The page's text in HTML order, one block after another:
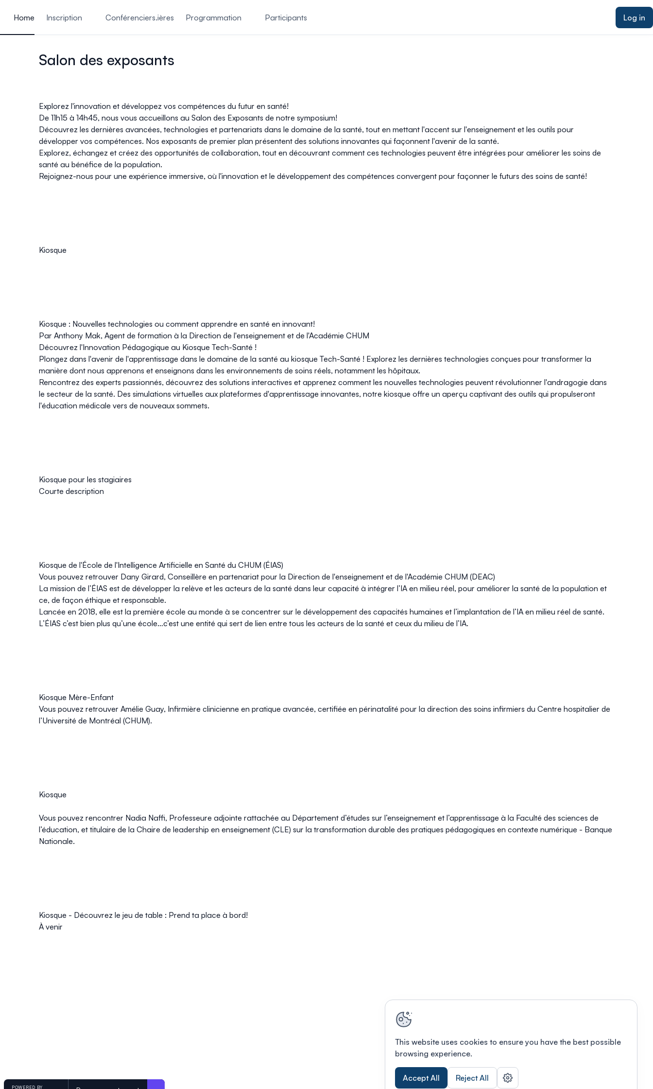
Home
Inscription Conférenciers.ières Programmation Participants Log in
Salon des exposants
Explorez l'innovation et développez vos compétences du futur en santé!
De 11h15 à 14h45, nous vous accueillons au Salon des Exposants de notre symposium!
Découvrez les dernières avancées, technologies et partenariats dans le domaine de la santé, tout en mettant l'accent sur l'enseignement et les outils pour
développer vos compétences. Nos exposants de premier plan présentent des solutions innovantes qui façonnent l'avenir de la santé.
Explorez, échangez et créez des opportunités de collaboration, tout en découvrant comment ces technologies peuvent être intégrées pour améliorer les soins de
santé au bénéfice de la population.
Rejoignez-nous pour une expérience immersive, où l'innovation et le développement des compétences convergent pour façonner le futurs des soins de santé!
Kiosque
Kiosque : Nouvelles technologies ou comment apprendre en santé en innovant!
Par Anthony Mak, Agent de formation à la Direction de l'enseignement et de l'Académie CHUM
Découvrez l'Innovation Pédagogique au Kiosque Tech-Santé !
Plongez dans l'avenir de l'apprentissage dans le domaine de la santé au kiosque Tech-Santé ! Explorez les dernières technologies conçues pour transformer la
manière dont nous apprenons et enseignons dans les environnements de soins réels, notamment les hôpitaux.
Rencontrez des experts passionnés, découvrez des solutions interactives et apprenez comment les nouvelles technologies peuvent révolutionner l'andragogie dans
le secteur de la santé. Des simulations virtuelles aux plateformes d'apprentissage innovantes, notre kiosque offre un aperçu captivant des outils qui propulseront
l'éducation médicale vers de nouveaux sommets.
Kiosque pour les stagiaires
Courte description
Kiosque de l'École de l'Intelligence Artificielle en Santé du CHUM (ÉIAS)
Vous pouvez retrouver Dany Girard, Conseillère en partenariat pour la Direction de l'enseignement et de l'Académie CHUM (DEAC)
La mission de l’ÉIAS est de développer la relève et les acteurs de la santé dans leur capacité à intégrer l’IA en milieu réel, pour améliorer la santé de la population et
ce, de façon éthique et responsable.
Lancée en 2018, elle est la première école au monde à se concentrer sur le développement des capacités humaines et l’implantation de l’IA en milieu réel de santé.
L’ÉIAS c’est bien plus qu’une école…c’est une entité qui sert de lien entre tous les acteurs de la santé et ceux du milieu de l’IA.
Kiosque Mère-Enfant
Vous pouvez retrouver Amélie Guay, Infirmière clinicienne en pratique avancée, certifiée en périnatalité pour la direction des soins infirmiers du Centre hospitalier de
l’Université de Montréal (CHUM).
Kiosque
Vous pouvez rencontrer Nadia Naffi, Professeure adjointe rattachée au Département d’études sur l’enseignement et l’apprentissage à la Faculté des sciences de
l’éducation, et titulaire de la Chaire de leadership en enseignement (CLE) sur la transformation durable des pratiques pédagogiques en contexte numérique - Banque
Nationale.
Kiosque - Découvrez le jeu de table : Prend ta place à bord!
À venir
POWERED BY
This website uses cookies to ensure you have the best possible
browsing experience.
Accept All Reject All